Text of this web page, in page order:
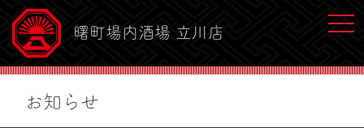
曙町場内酒場 立川店
お知らせ